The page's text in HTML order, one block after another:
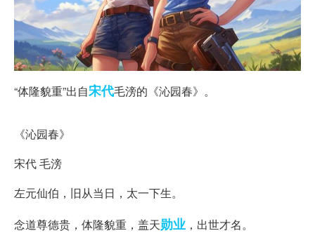
“体隆貌重”出自宋代毛滂的《沁园春》。
《沁园春》
宋代 毛滂
左元仙伯，旧从当日，太一下生。
念道尊德贵，体隆貌重，盖天勋业 ，出世才名。